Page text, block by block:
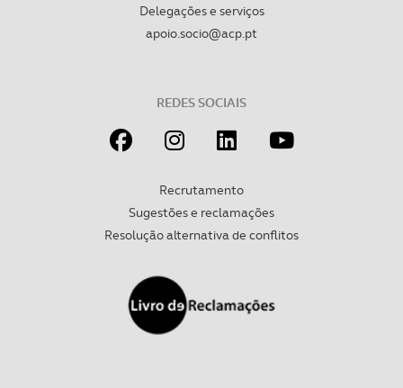
Delegações e serviços
apoio.socio@acp.pt
REDES SOCIAIS
Recrutamento
Sugestões e reclamações
Resolução alternativa de conflitos